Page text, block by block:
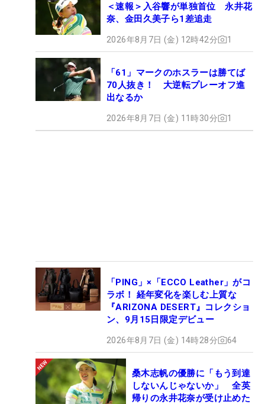
＜速報＞入谷響が単独首位 永井花
奈、金田久美子ら1差追走
2026年8月7日 (金) 12時42分 1
「61」マークのホスラーは勝てば
70人抜き！ 大逆転プレーオフ進
出なるか
2026年8月7日 (金) 11時30分 1
「PING」×「ECCO Leather」がコ
ラボ！ 経年変化を楽しむ上質な
『ARIZONA DESERT』コレクショ
ン、9月15日限定デビュー
2026年8月7日 (金) 14時28分 64
桑木志帆の優勝に「もう到達
しないんじゃないか」 全英
帰りの永井花奈が受け止めた